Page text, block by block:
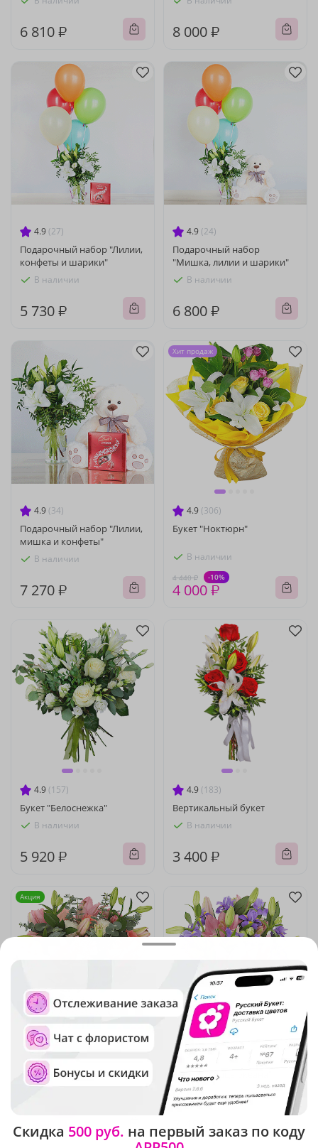
6 810 ₽ 8 000 ₽
4.9 (27)
Подарочный набор "Лилии,
конфеты и шарики"
В наличии
5 730 ₽
4.9 (24)
Подарочный набор
"Мишка, лилии и шарики"
В наличии
6 800 ₽
4.9 (34)
Подарочный набор "Лилии,
мишка и конфеты"
В наличии
7 270 ₽
4.9 (306)
Букет "Ноктюрн"
В наличии
4 440 ₽ -10%
4 000 ₽
Хит продаж
4.9 (157)
Букет "Белоснежка"
В наличии
5 920 ₽
4.9 (183)
Вертикальный букет
В наличии
3 400 ₽
Букет "Соло"
8 790 ₽
Акция
4.9(362)
Букет "Сердце океана"
В наличии
7 480 ₽
Скидка 500 руб. на первый заказ по коду